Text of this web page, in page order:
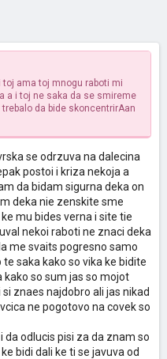
ama toj mnogu raboti mi
a i toj ne saka da se smireme
da bide skoncentrirAan
se odrzuva na dalecina
postoi i kriza nekoja a
da bidam sigurna deka on
deka nie zenskite sme
mu bides verna i site tie
nekoi raboti ne znaci deka
me svaits pogresno samo
saka kako so vika ke bidite
so sum jas so mojot
znaes najdobro ali jas nikad
ne pogotovo na covek so
da odlucis pisi za da znam so
bidi dali ke ti se javuva od